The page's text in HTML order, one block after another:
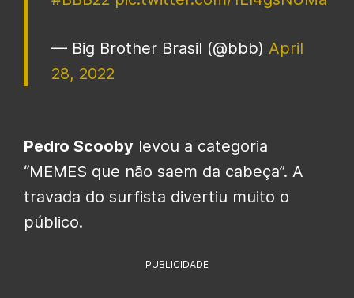
— Big Brother Brasil (@bbb) April
28, 2022
Pedro Scooby levou a categoria
“MEMES que não saem da cabeça”. A
travada do surfista divertiu muito o
público.
PUBLICIDADE